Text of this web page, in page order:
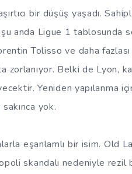
bir düşüş yaşadı.
anda Ligue 1 tablosunda
Tolisso ve daha
zorlanıyor. Belki de Lyon,
Yeniden yapılanma
yok.
eşanlamlı bir isim. Old
skandalı nedeniyle